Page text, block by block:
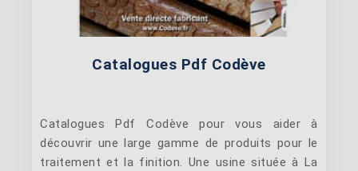
Catalogues Pdf Codève
Catalogues Pdf Codève pour vous aider à
découvrir une large gamme de produits pour le
traitement et la finition. Une usine située à La